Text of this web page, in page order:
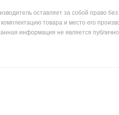
оставляет за собой право
комплектацию товара и место его
информация не является